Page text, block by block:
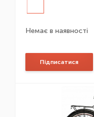
Немає в наявності
Підписатися